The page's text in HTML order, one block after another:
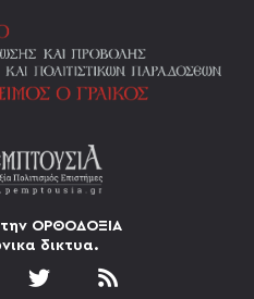
ΟΡΘΟΔΟΞΙΑ
δικτυα.